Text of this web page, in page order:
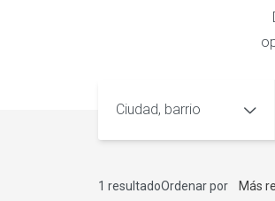
Ciudad, barrio
1 resultadoOrdenar por Más